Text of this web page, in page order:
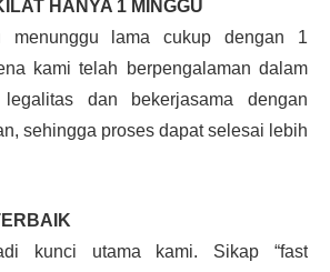
HANYA 1 MINGGU
menunggu lama cukup dengan 1
kami telah berpengalaman dalam
dan bekerjasama dengan
sehingga proses dapat selesai lebih
kunci utama kami. Sikap “fast